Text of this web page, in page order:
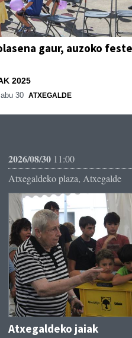
gaur, auzoko
2025
30 ATXEGALDE
2026/08/30 11:00
Atxegaldeko plaza, Atxegalde
Atxegaldeko jaiak